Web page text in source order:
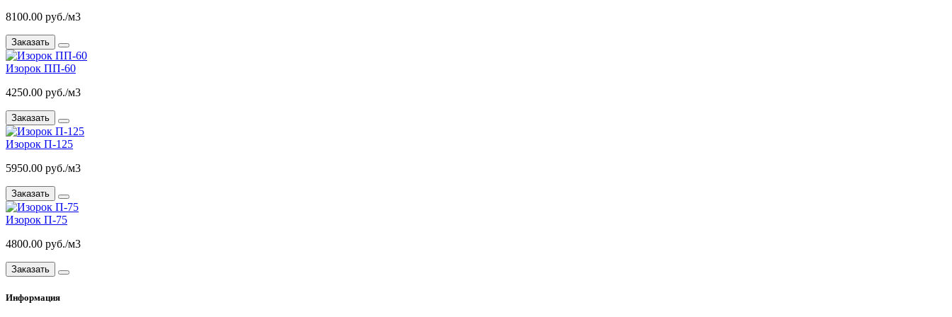
8100.00 руб./м3
Заказать
Изорок ПП-60
4250.00 руб./м3
Заказать
Изорок П-125
5950.00 руб./м3
Заказать
Изорок П-75
4800.00 руб./м3
Заказать
Информация